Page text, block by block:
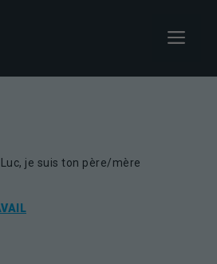
Menu
Luc, je suis ton père/mère